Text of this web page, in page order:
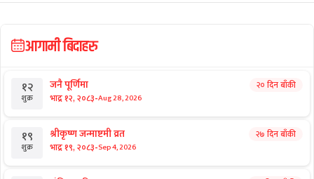
आगामी बिदाहरु
१२
शुक्र
जनै पूर्णिमा
भाद्र १२, २०८३-Aug 28, 2026
२० दिन बाँकी
१९
शुक्र
श्रीकृष्ण जन्माष्टमी व्रत
भाद्र १९, २०८३-Sep 4, 2026
२७ दिन बाँकी